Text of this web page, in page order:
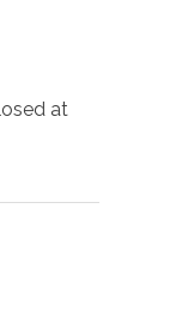
at